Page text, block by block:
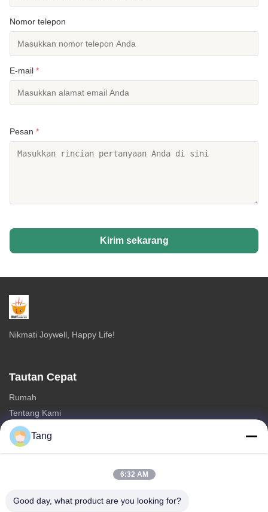
Nomor telepon
E-mail *
Pesan *
Kirim sekarang
Nikmati Joywell, Happy Life!
Tautan Cepat
Rumah
Tentang Kami
Produk
Hubungi kami
Kacang Kacang Luas
Tang
6:32 AM
Good day, what product are you looking for?